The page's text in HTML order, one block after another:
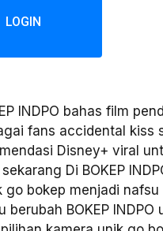
LOGIN
INDPO bahas film
fans accidental kiss
Disney+ viral
Di BOKEP
go bokep menjadi
berubah BOKEP